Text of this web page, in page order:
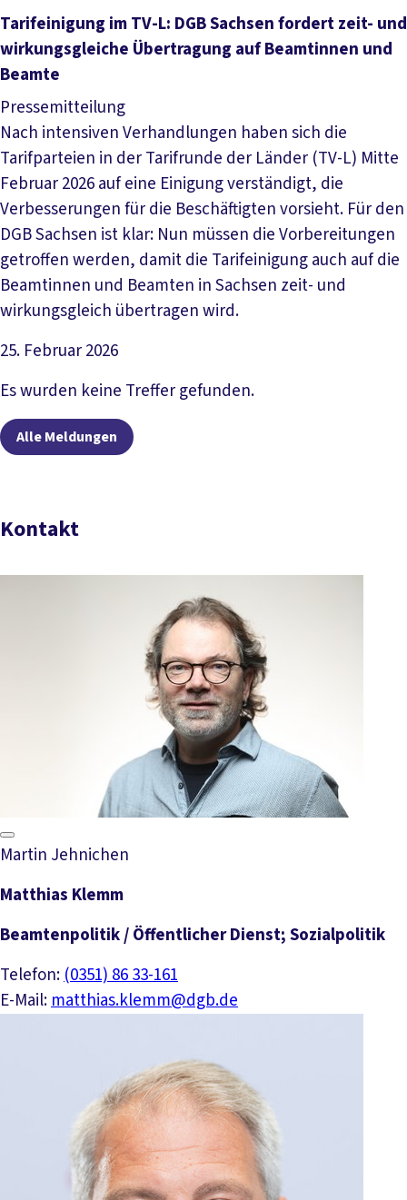
Artikel lesen
Tarifeinigung im TV-L: DGB Sachsen fordert zeit- und
wirkungsgleiche Übertragung auf Beamtinnen und
Beamte
Pressemitteilung
Nach intensiven Verhandlungen haben sich die
Tarifparteien in der Tarifrunde der Länder (TV-L) Mitte
Februar 2026 auf eine Einigung verständigt, die
Verbesserungen für die Beschäftigten vorsieht. Für den
DGB Sachsen ist klar: Nun müssen die Vorbereitungen
getroffen werden, damit die Tarifeinigung auch auf die
Beamtinnen und Beamten in Sachsen zeit- und
wirkungsgleich übertragen wird.
25. Februar 2026
Artikel lesen
Es wurden keine Treffer gefunden.
Alle Meldungen
Kontakt
Martin Jehnichen
Matthias Klemm
Beamtenpolitik / Öffentlicher Dienst; Sozialpolitik
Telefon:(0351) 86 33-161
E-Mail:matthias.klemm@dgb.de